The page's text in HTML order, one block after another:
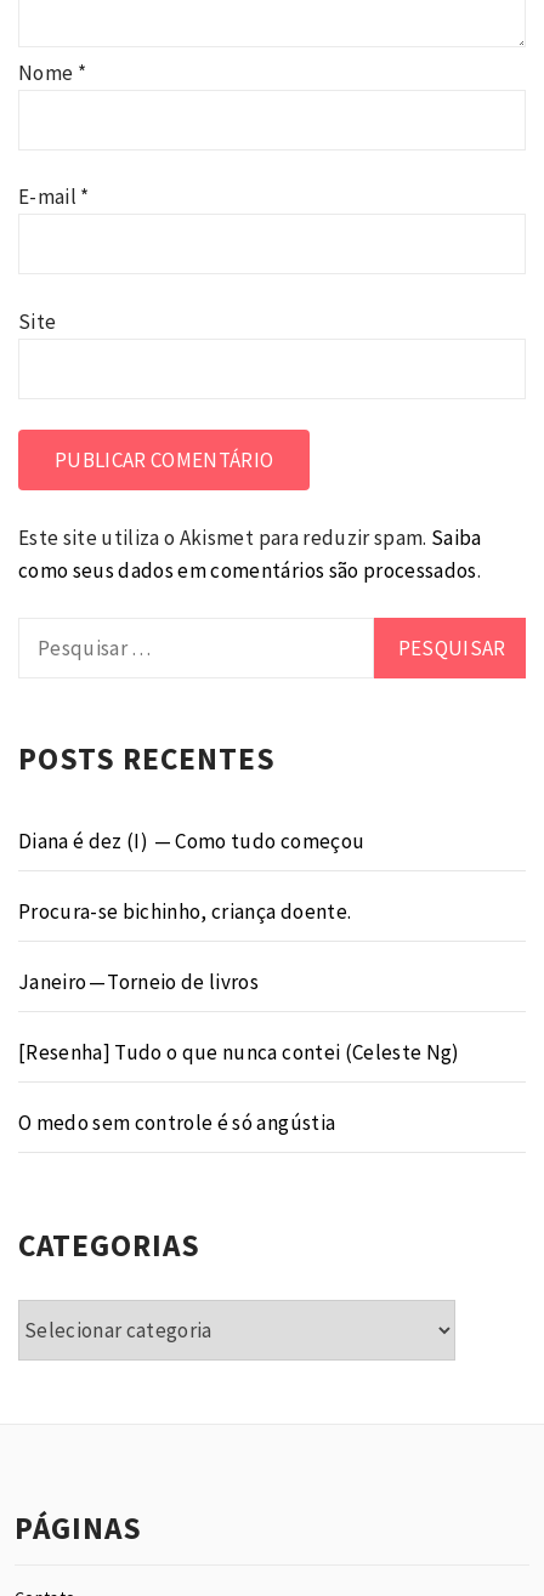
Nome *
E-mail *
Site
Este site utiliza o Akismet para reduzir spam. Saiba
como seus dados em comentários são processados.
POSTS RECENTES
Diana é dez (I) — Como tudo começou
Procura-se bichinho, criança doente.
Janeiro — Torneio de livros
[Resenha] Tudo o que nunca contei (Celeste Ng)
O medo sem controle é só angústia
CATEGORIAS
PÁGINAS